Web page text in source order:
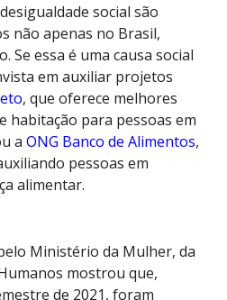
social são
não apenas no Brasil,
Se essa é uma causa social
em auxiliar projetos
, que oferece melhores
habitação para pessoas em
aONG Banco de Alimentos,
pessoas em
alimentar.
Ministério da Mulher, da
mostrou que,
de 2021, foram